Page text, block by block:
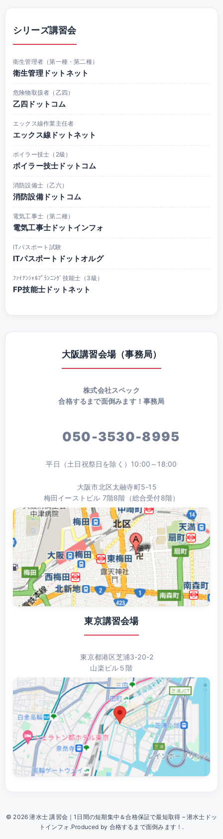
シリーズ講習会
衛生管理者（第一種・第二種）
衛生管理ドットネット
危険物取扱者（乙四）
乙四ドットコム
エックス線作業主任者
エックス線ドットネット
ボイラー技士（2級）
ボイラー技士ドットコム
消防設備士（乙六）
消防設備ドットコム
電気工事士（第二種）
電気工事士ドットインフォ
ITパスポート試験
ITパスポートドットオルグ
ﾌｧｲﾅﾝｼｬﾙﾌﾟﾗﾝﾆﾝｸﾞ技能士（3級）
FP技能士ドットネット
大阪講習会場（事務局）
株式会社スペック
合格するまで面倒みます！事務局
050-3530-8995
平日（土日祝祭日を除く）10:00～18:00
大阪市北区太融寺町5-15
梅田イーストビル 7階8階（総合受付8階）
東京講習会場
東京都港区芝浦3-20-2
山楽ビル５階
© 2026 潜水士 講習会｜1日間の短期集中＆合格保証で最短取得 – 潜水士ドッ
トインフォ.Produced by 合格するまで面倒みます！.